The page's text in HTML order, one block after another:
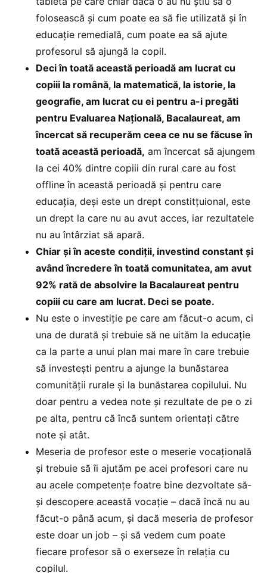
folosească și cum poate ea să fie utilizată și în
educație remedială, cum poate ea să ajute
profesorul să ajungă la copil.
Deci în toată această perioadă am lucrat cu
copiii la română, la matematică, la istorie, la
geografie, am lucrat cu ei pentru a-i pregăti
pentru Evaluarea Națională, Bacalaureat, am
încercat să recuperăm ceea ce nu se făcuse în
toată această perioadă, am încercat să ajungem
la cei 40% dintre copiii din rural care au fost
offline în această perioadă și pentru care
educația, deși este un drept constitțuional, este
un drept la care nu au avut acces, iar rezultatele
nu au întârziat să apară.
Chiar și în aceste condiții, investind constant și
având încredere în toată comunitatea, am avut
92% rată de absolvire la Bacalaureat pentru
copiii cu care am lucrat. Deci se poate.
Nu este o investiție pe care am făcut-o acum, ci
una de durată și trebuie să ne uităm la educație
ca la parte a unui plan mai mare în care trebuie
să investești pentru a ajunge la bunăstarea
comunității rurale și la bunăstarea copilului. Nu
doar pentru a vedea note și rezultate de pe o zi
pe alta, pentru că încă suntem orientați către
note și atât.
Meseria de profesor este o meserie vocațională
și trebuie să îi ajutăm pe acei profesori care nu
au acele competențe foatre bine dezvoltate să-
și descopere această vocație – dacă încă nu au
făcut-o până acum, și dacă meseria de profesor
este doar un job – și să vedem cum poate
fiecare profesor să o exerseze în relația cu
copilul.